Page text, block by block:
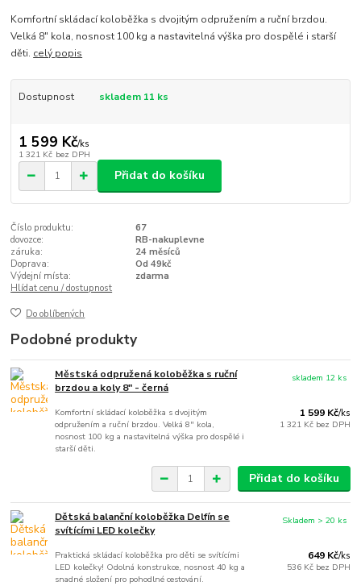
Komfortní skládací koloběžka s dvojitým odpružením a ruční brzdou.
Velká 8" kola, nosnost 100 kg a nastavitelná výška pro dospělé i starší
děti. celý popis
Dostupnost skladem 11 ks
1 599 Kč/ks
1 321 Kč bez DPH
Přidat do košíku
Číslo produktu:
67
dovozce:
RB-nakuplevne
záruka:
24 měsíců
Doprava:
Od 49kč
Výdejní místa:
zdarma
Hlídat cenu / dostupnost
Do oblíbených
Podobné produkty
Městská odpružená koloběžka s ruční
brzdou a koly 8" - černá
Komfortní skládací koloběžka s dvojitým
odpružením a ruční brzdou. Velká 8" kola,
nosnost 100 kg a nastavitelná výška pro dospělé i
starší děti.
1 599 Kč/ks
1 321 Kč bez DPH
skladem 12 ks
Přidat do košíku
Dětská balanční koloběžka Delfín se
svítícími LED kolečky
Praktická skládací koloběžka pro děti se svítícími
LED kolečky! Odolná konstrukce, nosnost 40 kg a
snadné složení pro pohodlné cestování.
649 Kč/ks
536 Kč bez DPH
Skladem > 20 ks